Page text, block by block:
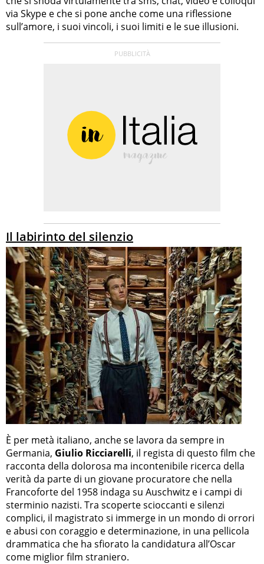
via Skype e che si pone anche come una riflessione
sull’amore, i suoi vincoli, i suoi limiti e le sue illusioni.
Il labirinto del silenzio
È per metà italiano, anche se lavora da sempre in
Germania, Giulio Ricciarelli, il regista di questo film che
racconta della dolorosa ma incontenibile ricerca della
verità da parte di un giovane procuratore che nella
Francoforte del 1958 indaga su Auschwitz e i campi di
sterminio nazisti. Tra scoperte scioccanti e silenzi
complici, il magistrato si immerge in un mondo di orrori
e abusi con coraggio e determinazione, in una pellicola
drammatica che ha sfiorato la candidatura all’Oscar
come miglior film straniero.